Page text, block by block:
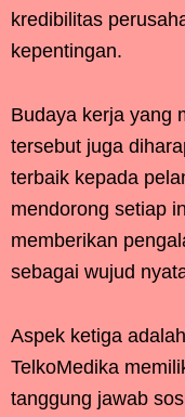
kredibilitas
kepentingan.
Budaya kerja yang
tersebut juga
terbaik kepada
mendorong setiap
memberikan
sebagai wujud
Aspek ketiga
TelkoMedika
tanggung jawab